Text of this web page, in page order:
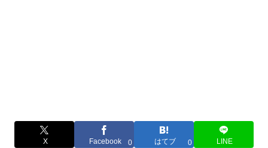
X Facebook 0 はてブ 0 LINE